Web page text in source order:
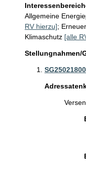
Allgemeine
RV hierzu];
Klimaschutz [alle
Stellungnahmen/